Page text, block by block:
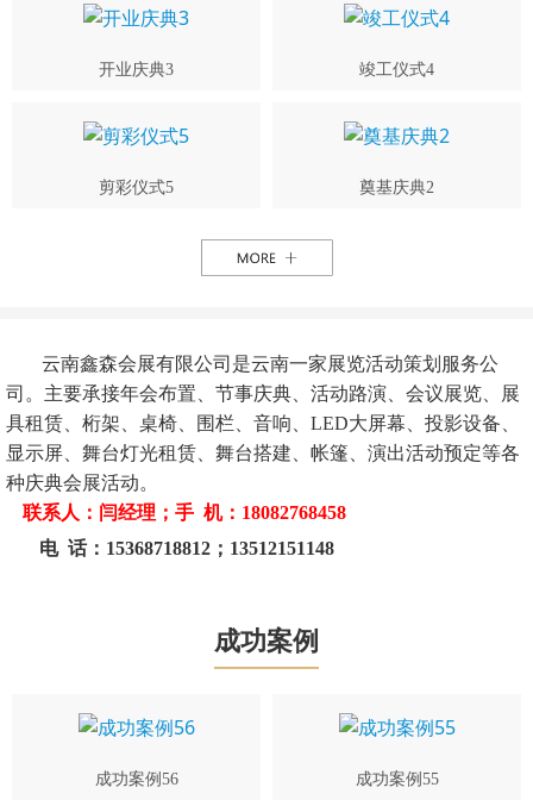
开业庆典3 竣工仪式4
剪彩仪式5 奠基庆典2
云南鑫森会展有限公司是云南一家展览活动策划服务公
司。主要承接年会布置、节事庆典、活动路演、会议展览、展
具租赁、桁架、桌椅、围栏、音响、LED大屏幕、投影设备、
显示屏、舞台灯光租赁、舞台搭建、帐篷、演出活动预定等各
种庆典会展活动。
联系人：闫经理；手 机：18082768458
电 话：15368718812；13512151148
成功案例
成功案例56 成功案例55